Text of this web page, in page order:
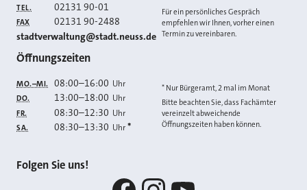
TEL. 02131 90-01
FAX 02131 90-2488
E-MAIL
stadtverwaltung@stadt.neuss.de
Für ein persönliches Gespräch
empfehlen wir Ihnen, vorher einen
Termin zu vereinbaren.
Öffnungszeiten
MO.–MI. 08:00–16:00 Uhr
DO. 13:00–18:00 Uhr
FR. 08:30–12:30 Uhr
SA. 08:30–13:30 Uhr *
* Nur Bürgeramt, 2 mal im Monat
Bitte beachten Sie, dass Fachämter
vereinzelt abweichende
Öffnungszeiten haben können.
Folgen Sie uns!